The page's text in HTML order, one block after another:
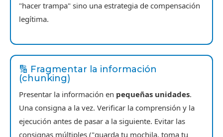
"hacer trampa" sino una estrategia de compensación
legítima.
🔢 Fragmentar la información
(chunking)
Presentar la información en pequeñas unidades.
Una consigna a la vez. Verificar la comprensión y la
ejecución antes de pasar a la siguiente. Evitar las
consignas múltiples ("guarda tu mochila, toma tu